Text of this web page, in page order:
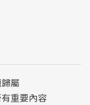
屬
重要內容